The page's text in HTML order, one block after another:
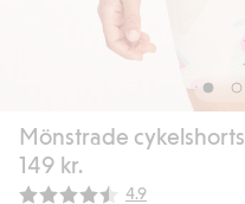
Mönstrade cykelshorts
149 kr.
Snittbetyg:
4.9